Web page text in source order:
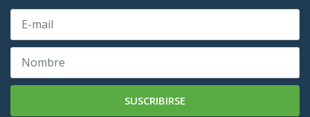
SUSCRIBIRSE